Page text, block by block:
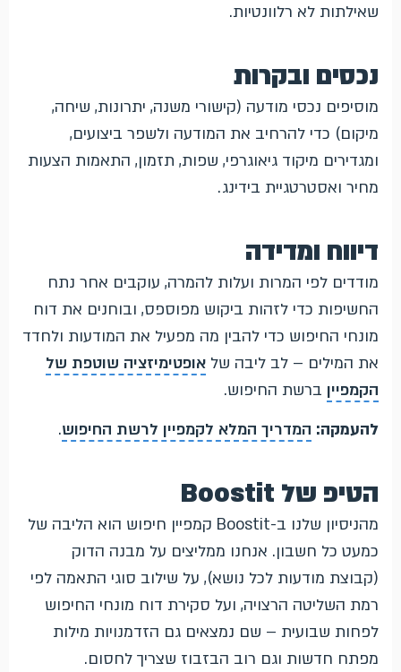
שאילתות לא רלוונטיות.
נכסים ובקרות
מוסיפים נכסי מודעה (קישורי משנה, יתרונות, שיחה,
מיקום) כדי להרחיב את המודעה ולשפר ביצועים,
ומגדירים מיקוד גיאוגרפי, שפות, תזמון, התאמות הצעות
מחיר ואסטרטגיית בידינג.
דיווח ומדידה
מודדים לפי המרות ועלות להמרה, עוקבים אחר נתח
החשיפות כדי לזהות ביקוש מפוספס, ובוחנים את דוח
מונחי החיפוש כדי להבין מה מפעיל את המודעות ולחדד
את המילים – לב ליבה של אופטימיזציה שוטפת של
הקמפיין ברשת החיפוש.
להעמקה: המדריך המלא לקמפיין לרשת החיפוש.
הטיפ של Boostit
מהניסיון שלנו ב-Boostit קמפיין חיפוש הוא הליבה של
כמעט כל חשבון. אנחנו ממליצים על מבנה הדוק
(קבוצת מודעות לכל נושא), על שילוב סוגי התאמה לפי
רמת השליטה הרצויה, ועל סקירת דוח מונחי החיפוש
לפחות שבועית – שם נמצאים גם הזדמנויות מילות
מפתח חדשות וגם רוב הבזבוז שצריך לחסום.